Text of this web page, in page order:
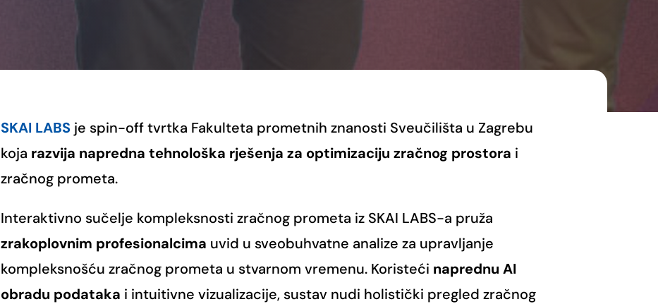
SKAI LABS je spin-off tvrtka Fakulteta prometnih znanosti Sveučilišta u Zagrebu
koja razvija napredna tehnološka rješenja za optimizaciju zračnog prostora i
zračnog prometa.
Interaktivno sučelje kompleksnosti zračnog prometa iz SKAI LABS-a pruža
zrakoplovnim profesionalcima uvid u sveobuhvatne analize za upravljanje
kompleksnošću zračnog prometa u stvarnom vremenu. Koristeći naprednu AI
obradu podataka i intuitivne vizualizacije, sustav nudi holistički pregled zračnog